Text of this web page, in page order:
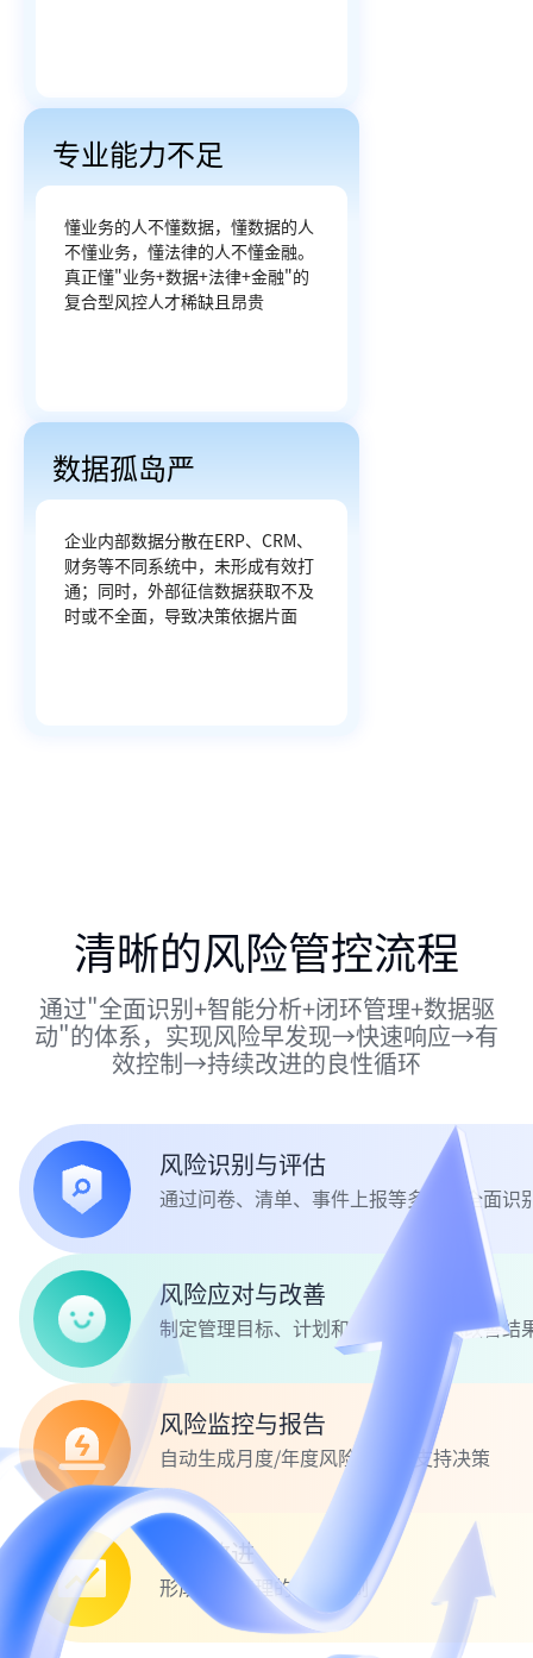
专业能力不足
懂业务的人不懂数据，懂数据的人
不懂业务，懂法律的人不懂金融。
真正懂"业务+数据+法律+金融"的
复合型风控人才稀缺且昂贵
数据孤岛严
企业内部数据分散在ERP、CRM、
财务等不同系统中，未形成有效打
通；同时，外部征信数据获取不及
时或不全面，导致决策依据片面
清晰的风险管控流程
通过"全面识别+智能分析+闭环管理+数据驱
动"的体系，实现风险早发现→快速响应→有
效控制→持续改进的良性循环
风险识别与评估
通过问卷、清单、事件上报等多渠道全面识
风险应对与改善
制定管理目标、计划和时间表，跟踪改善结
风险监控与报告
自动生成月度/年度风险报告，支持决策
持续改进
形成风险管理的闭环机制